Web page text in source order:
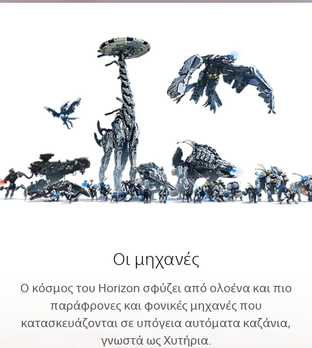
Οι μηχανές
Ο κόσμος του Horizon σφύζει από ολοένα και πιο
παράφρονες και φονικές μηχανές που
κατασκευάζονται σε υπόγεια αυτόματα καζάνια,
γνωστά ως Χυτήρια.